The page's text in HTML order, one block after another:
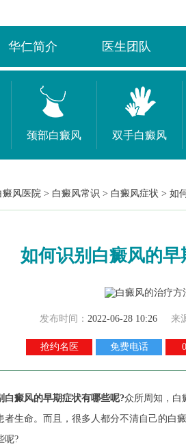
华仁简介 医生团队
颈部白癜风 双手白癜风
癜风医院 > 白癜风常识 > 白癜风症状 > 如
如何识别白癜风的
发布时间： 2022-06-28 10:26 来
抢约名医 免费电话
白癜风的早期症状有哪些呢?众所周知，白
者生命。而且，很多人都分不清自己的白
呢?